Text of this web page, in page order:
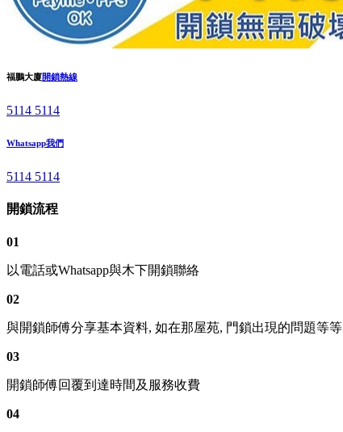
福鵬大廈開鎖熱線
5114 5114
Whatsapp我們
5114 5114
開鎖流程
01
以電話或Whatsapp與木下開鎖聯絡
02
與開鎖師傅分享基本資料, 如在那屋苑, 門鎖出現的問題等等
03
開鎖師傅回覆到達時間及服務收費
04